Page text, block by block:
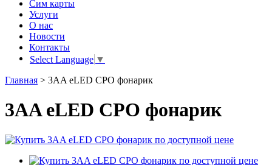
Сим карты
Услуги
О нас
Новости
Контакты
Select Language ▼
Главная > 3AA eLED CPO фонарик
3AA eLED CPO фонарик